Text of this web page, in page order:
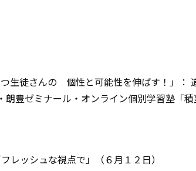
つ生徒さんの 個性と可能性を伸ばす！」：
朗豊ゼミナール・オンライン個別学習塾「
レッシュな視点で」（６月１２日）